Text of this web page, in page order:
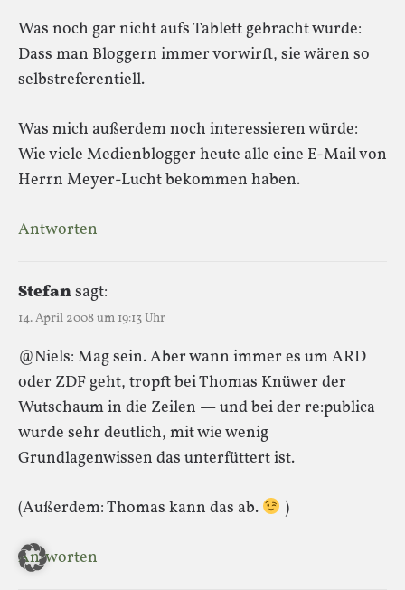
Was noch gar nicht aufs Tablett gebracht wurde:
Dass man Bloggern immer vorwirft, sie wären so
selbstreferentiell.
Was mich außerdem noch interessieren würde:
Wie viele Medienblogger heute alle eine E-Mail von
Herrn Meyer-Lucht bekommen haben.
Antworten
Stefansagt:
14. April 2008 um 19:13 Uhr
@Niels: Mag sein. Aber wann immer es um ARD
oder ZDF geht, tropft bei Thomas Knüwer der
Wutschaum in die Zeilen — und bei der re:publica
wurde sehr deutlich, mit wie wenig
Grundlagenwissen das unterfüttert ist.
(Außerdem: Thomas kann das ab. )
Antworten